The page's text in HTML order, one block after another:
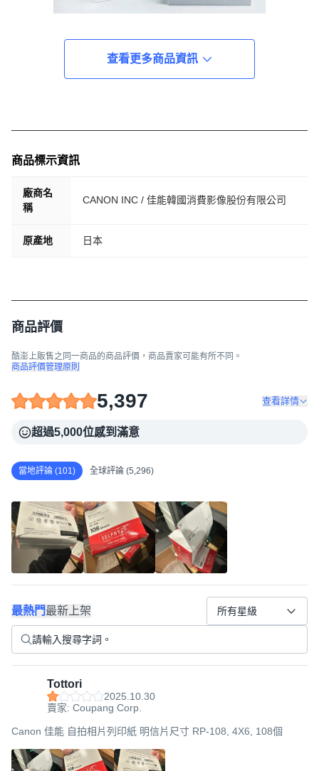
查看更多商品資訊
商品標示資訊
廠商名
稱
CANON INC / 佳能韓國消費影像股份有限公司
原產地 日本
商品評價
酷澎上販售之同一商品的商品評價，商品賣家可能有所不同。
商品評價管理原則
5,397 查看詳情
超過5,000位感到滿意
當地評論 (101) 全球評論 (5,296)
最熱門最新上架 所有星級
Tottori
2025.10.30
賣家: Coupang Corp.
Canon 佳能 自拍相片列印紙 明信片尺寸 RP-108, 4X6, 108個